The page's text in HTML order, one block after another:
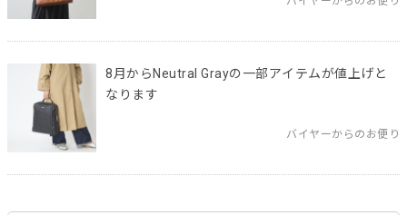
8月からNeutral Grayの一部アイテムが値上げと
なります
バイヤーからのお便り